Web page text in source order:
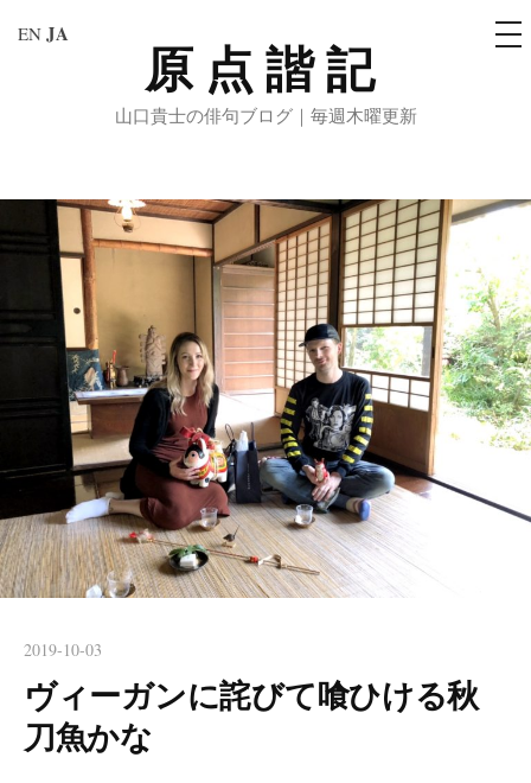
原点諧記
山口貴士の俳句ブログ｜毎週木曜更新
メ
ニ
2019-10-03
ヴィーガンに詫びて喰ひける秋
刀魚かな
EN JA